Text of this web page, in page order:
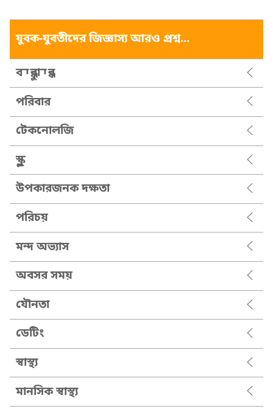
যুবক-যুবতীদের জিজ্ঞাস্য আরও প্রশ্ন...
বন্ধুবান্ধব
পরিবার
টেকনোলজি
স্কুল
উপকারজনক দক্ষতা
পরিচয়
মন্দ অভ্যাস
অবসর সময়
যৌনতা
ডেটিং
স্বাস্থ্য
মানসিক স্বাস্থ্য